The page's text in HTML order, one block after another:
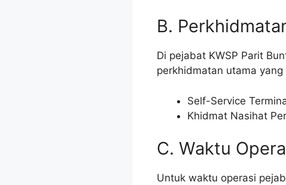
B.
Di pejabat KWSP Parit
perkhidmatan utama
Self-Service
Khidmat Nasihat
C. Waktu
Untuk waktu operasi